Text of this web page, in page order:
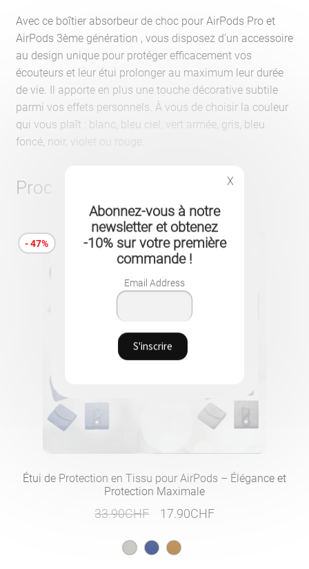
Avec ce boîtier absorbeur de choc pour AirPods Pro et
AirPods 3ème génération , vous disposez d’un accessoire
au design unique pour protéger efficacement vos
écouteurs et leur étui prolonger au maximum leur durée
de vie. Il apporte en plus une touche décorative subtile
parmi vos effets personnels. À vous de choisir la couleur
qui vous plaît : blanc, bleu ciel, vert armée, gris, bleu
foncé, noir, violet ou rouge.
Produits similaires
Étui de Protection en Tissu pour AirPods – Élégance et
Protection Maximale
- 47%
33.90CHF
Le
initial
17.90CHFLe
X
Abonnez-vous à notre
newsletter et obtenez
-10% sur votre première
commande !
Email Address